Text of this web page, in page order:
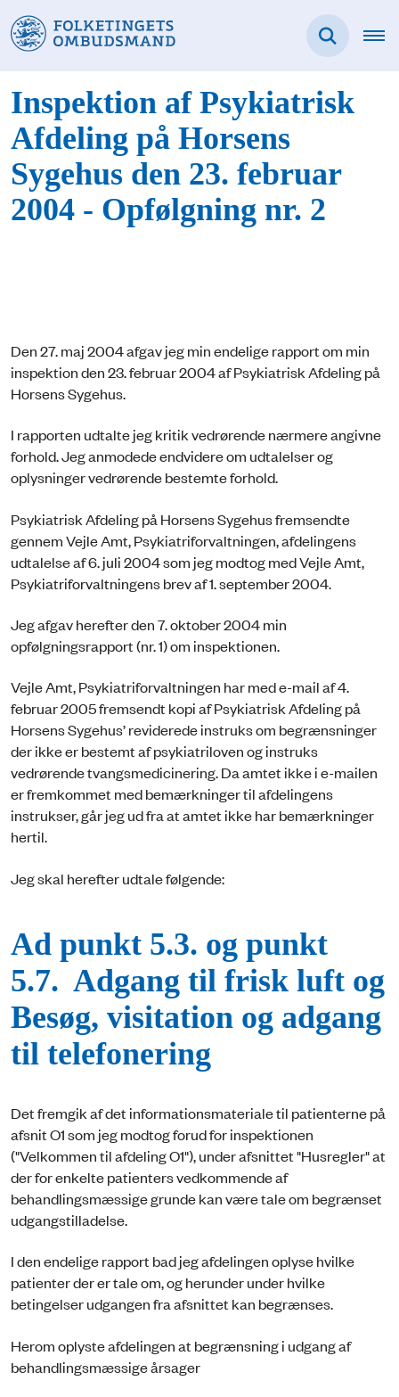
Inspektion af Psykiatrisk
Afdeling på Horsens
Sygehus den 23. februar
2004 - Opfølgning nr. 2
Den 27. maj 2004 afgav jeg min endelige rapport om min
inspektion den 23. februar 2004 af Psykiatrisk Afdeling på
Horsens Sygehus.
I rapporten udtalte jeg kritik vedrørende nærmere angivne
forhold. Jeg anmodede endvidere om udtalelser og
oplysninger vedrørende bestemte forhold.
Psykiatrisk Afdeling på Horsens Sygehus fremsendte
gennem Vejle Amt, Psykiatriforvaltningen, afdelingens
udtalelse af 6. juli 2004 som jeg modtog med Vejle Amt,
Psykiatriforvaltningens brev af 1. september 2004.
Jeg afgav herefter den 7. oktober 2004 min
opfølgningsrapport (nr. 1) om inspektionen.
Vejle Amt, Psykiatriforvaltningen har med e-mail af 4.
februar 2005 fremsendt kopi af Psykiatrisk Afdeling på
Horsens Sygehus’ reviderede instruks om begrænsninger
der ikke er bestemt af psykiatriloven og instruks
vedrørende tvangsmedicinering. Da amtet ikke i e-mailen
er fremkommet med bemærkninger til afdelingens
instrukser, går jeg ud fra at amtet ikke har bemærkninger
hertil.
Jeg skal herefter udtale følgende:
Ad punkt 5.3. og punkt
5.7. Adgang til frisk luft og
Besøg, visitation og adgang
til telefonering
Det fremgik af det informationsmateriale til patienterne på
afsnit O1 som jeg modtog forud for inspektionen
("Velkommen til afdeling O1"), under afsnittet "Husregler" at
der for enkelte patienters vedkommende af
behandlingsmæssige grunde kan være tale om begrænset
udgangstilladelse.
I den endelige rapport bad jeg afdelingen oplyse hvilke
patienter der er tale om, og herunder under hvilke
betingelser udgangen fra afsnittet kan begrænses.
Herom oplyste afdelingen at begrænsning i udgang af
behandlingsmæssige årsager